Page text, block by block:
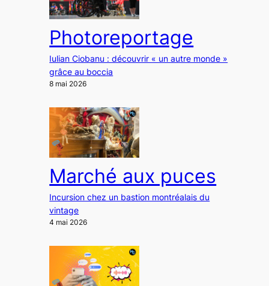
Photoreportage
Iulian Ciobanu : découvrir « un autre monde »
grâce au boccia
8 mai 2026
Marché aux puces
Incursion chez un bastion montréalais du
vintage
4 mai 2026